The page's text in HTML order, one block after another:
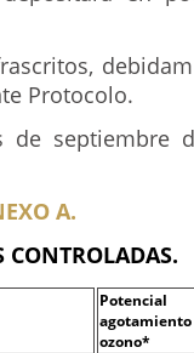
Protocolo.
de septiembre
A.
CONTROLADAS.
ozono*